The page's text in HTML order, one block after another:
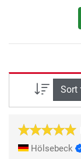
Sort
Hölsebeck